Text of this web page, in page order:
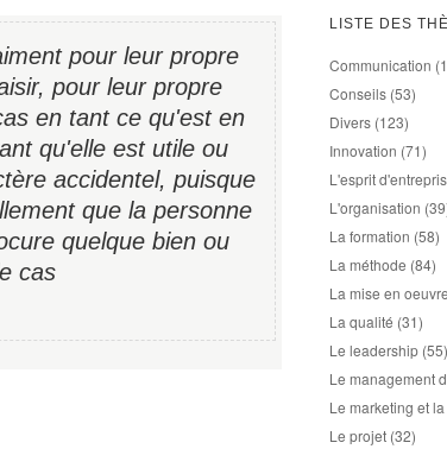
pour leur propre
pour leur propre
en tant ce qu'est en
qu'elle est utile ou
accidentel, puisque
que la personne
quelque bien ou
cas
LISTE DES
Communication
Conseils (53)
Divers (123)
Innovation (71)
L'esprit
L'organisation
La formation (58)
La méthode (84)
La mise en oeuvre
La qualité (31)
Le leadership (55)
Le management
Le marketing et
Le projet (32)